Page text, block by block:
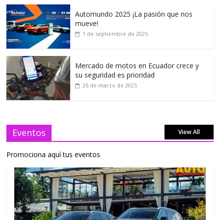
Automundo 2025 ¡La pasión que nos
mueve!
1 de septiembre de 2025
Mercado de motos en Ecuador crece y
su seguridad es prioridad
26 de marzo de 2025
Eventos View All
Promociona aquí tus eventos